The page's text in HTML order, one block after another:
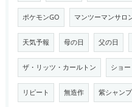
ポケモンGO マンツーマンサロ
天気予報 母の日 父の日
ザ・リッツ・カールトン ショ
リピート 無造作 紫シャン